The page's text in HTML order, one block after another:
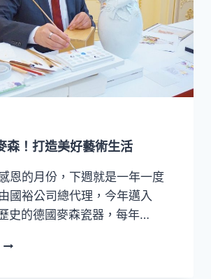
森！打造美好藝術生活
恩的月份，下週就是一年一度
國裕公司總代理，今年邁入
史的德國麥森瓷器，每年…
2019